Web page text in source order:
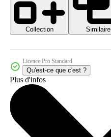
Collection
Similaire
Licence Pro Standard
Qu'est-ce que c'est ?
Plus d'infos